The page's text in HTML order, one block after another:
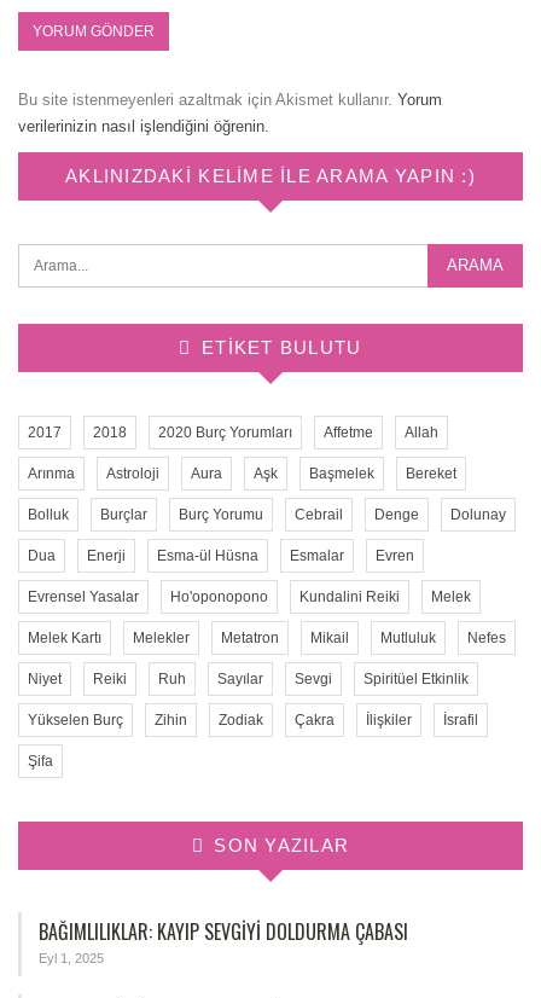
Bu site istenmeyenleri azaltmak için Akismet kullanır. Yorum
verilerinizin nasıl işlendiğini öğrenin.
AKLINIZDAKI KELIME ILE ARAMA YAPIN :)
ETIKET BULUTU
2017 2018 2020 Burç Yorumları Affetme Allah
Arınma Astroloji Aura Aşk Başmelek Bereket
Bolluk Burçlar Burç Yorumu Cebrail Denge Dolunay
Dua Enerji Esma-ül Hüsna Esmalar Evren
Evrensel Yasalar Ho'oponopono Kundalini Reiki Melek
Melek Kartı Melekler Metatron Mikail Mutluluk Nefes
Niyet Reiki Ruh Sayılar Sevgi Spiritüel Etkinlik
Yükselen Burç Zihin Zodiak Çakra İlişkiler İsrafil
Şifa
SON YAZILAR
BAĞIMLILIKLAR: KAYIP SEVGIYI DOLDURMA ÇABASI
Eyl 1, 2025